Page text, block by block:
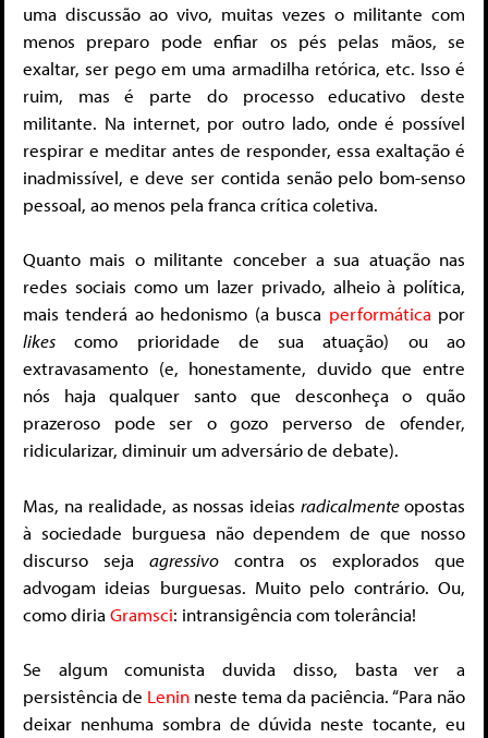
uma discussão ao vivo, muitas vezes o militante com
menos preparo pode enfiar os pés pelas mãos, se
exaltar, ser pego em uma armadilha retórica, etc. Isso é
ruim, mas é parte do processo educativo deste
militante. Na internet, por outro lado, onde é possível
respirar e meditar antes de responder, essa exaltação é
inadmissível, e deve ser contida senão pelo bom-senso
pessoal, ao menos pela franca crítica coletiva.
Quanto mais o militante conceber a sua atuação nas
redes sociais como um lazer privado, alheio à política,
mais tenderá ao hedonismo (a busca performáticapor
likes como prioridade de sua atuação) ou ao
extravasamento (e, honestamente, duvido que entre
nós haja qualquer santo que desconheça o quão
prazeroso pode ser o gozo perverso de ofender,
ridicularizar, diminuir um adversário de debate).
Mas, na realidade, as nossas ideiasradicalmenteopostas
à sociedade burguesa não dependem de que nosso
discurso seja agressivo contra os explorados que
advogam ideias burguesas. Muito pelo contrário. Ou,
como diria Gramsci: intransigência com tolerância!
Se algum comunista duvida disso, basta ver a
persistência de Lenin neste tema da paciência. “Para não
deixar nenhuma sombra de dúvida neste tocante, eu